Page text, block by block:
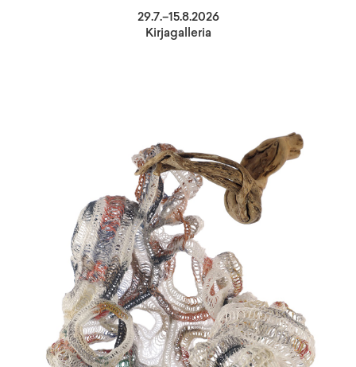
29.7.–15.8.2026
Kirjagalleria